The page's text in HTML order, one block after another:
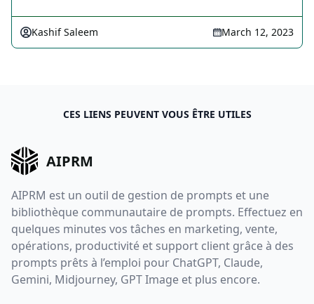
Kashif Saleem March 12, 2023
CES LIENS PEUVENT VOUS ÊTRE UTILES
AIPRM
AIPRM est un outil de gestion de prompts et une
bibliothèque communautaire de prompts. Effectuez en
quelques minutes vos tâches en marketing, vente,
opérations, productivité et support client grâce à des
prompts prêts à l’emploi pour ChatGPT, Claude,
Gemini, Midjourney, GPT Image et plus encore.